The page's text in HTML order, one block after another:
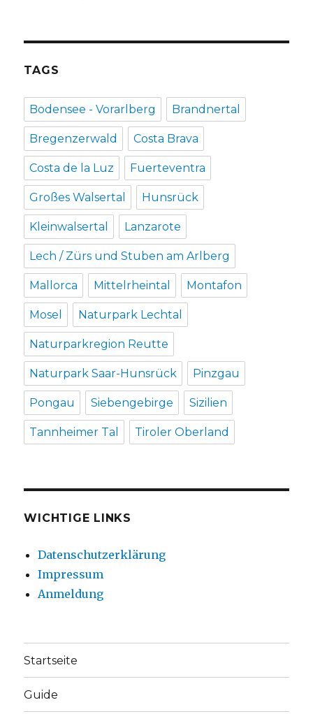
TAGS
Bodensee - Vorarlberg Brandnertal
Bregenzerwald Costa Brava
Costa de la Luz Fuerteventra
Großes Walsertal Hunsrück
Kleinwalsertal Lanzarote
Lech / Zürs und Stuben am Arlberg
Mallorca Mittelrheintal Montafon
Mosel Naturpark Lechtal
Naturparkregion Reutte
Naturpark Saar-Hunsrück Pinzgau
Pongau Siebengebirge Sizilien
Tannheimer Tal Tiroler Oberland
WICHTIGE LINKS
Datenschutzerklärung
Impressum
Anmeldung
Startseite
Guide